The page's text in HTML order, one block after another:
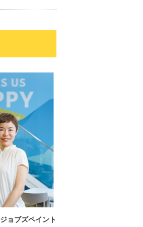
ジョブズペイント